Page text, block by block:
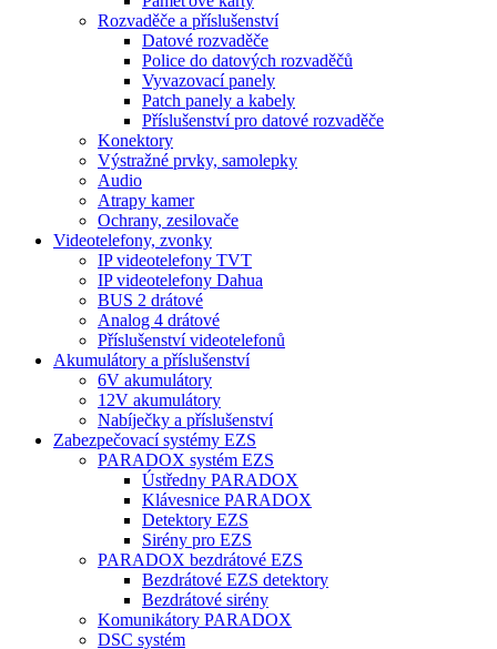
Rozvaděče a příslušenství
Datové rozvaděče
Police do datových rozvaděčů
Vyvazovací panely
Patch panely a kabely
Příslušenství pro datové rozvaděče
Konektory
Výstražné prvky, samolepky
Audio
Atrapy kamer
Ochrany, zesilovače
Videotelefony, zvonky
IP videotelefony TVT
IP videotelefony Dahua
BUS 2 drátové
Analog 4 drátové
Příslušenství videotelefonů
Akumulátory a příslušenství
6V akumulátory
12V akumulátory
Nabíječky a příslušenství
Zabezpečovací systémy EZS
PARADOX systém EZS
Ústředny PARADOX
Klávesnice PARADOX
Detektory EZS
Sirény pro EZS
PARADOX bezdrátové EZS
Bezdrátové EZS detektory
Bezdrátové sirény
Komunikátory PARADOX
DSC systém